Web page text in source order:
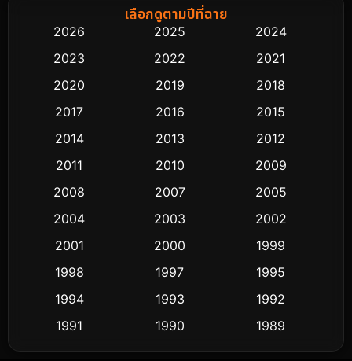
Biography ชีวิตจริง
Classic หนังคลาสสิก
Comedy ตลก 435
Crime อาชญากรรม
Cult Film
Dance เต้น
Detective สืบสวน
เลือกดูตามปีที่ฉาย
2026 2025
2024
2023
2022
2021
2020
2019
2018
2017
2016
2015
2014
2013
2012
2011
2010
2009
2008
2007
2005
2004
2003
2002
2001
2000
1999
1998
1997
1995
1994
1993
1992
1991
1990
1989
1988
1986
1985